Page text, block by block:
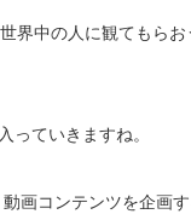
界中の人に観てもら
っていきますね。
画コンテンツを企画